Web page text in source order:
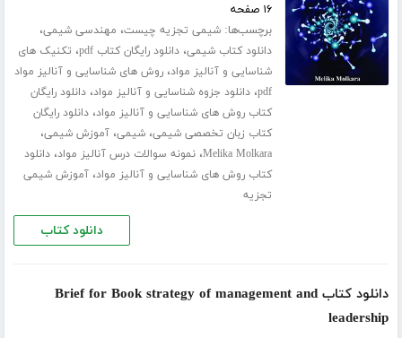
۱۶ صفحه
برچسب‌ها:شیمی تجزیه چیست، مهندسی شیمی،
دانلود کتاب شیمی،دانلود رایگان کتاب pdf ، تکنیک های
شناسایی و آنالیز مواد،روش های شناسایی و آنالیز مواد
pdf،دانلود جزوه شناسایی و آنالیز مواد،دانلود رایگان
کتاب روش های شناسایی و آنالیز مواد،دانلود رایگان
کتاب زبان تخصصی شیمی،شیمی،آموزش شیمی،
Melika Molkara،نمونه سوالات درس آنالیز مواد،دانلود
کتاب روش های شناسایی و آنالیز مواد،آموزش شیمی
تجزیه
دانلود کتاب
دانلود کتاب Brief for Book strategy of management and
leadership